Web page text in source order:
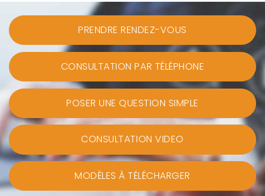
PRENDRE RENDEZ-VOUS
CONSULTATION PAR TÉLÉPHONE
POSER UNE QUESTION SIMPLE
CONSULTATION VIDEO
MODÈLES À TÉLÉCHARGER